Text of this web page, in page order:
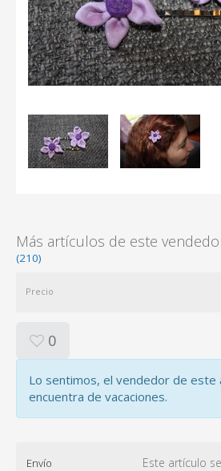
Más artículos de este
(210)
Precio
0
Lo sentimos, el vendedor de este
encuentra de vacaciones.
Envío Este artículo